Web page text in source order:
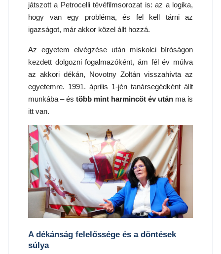
játszott a Petrocelli tévéfilmsorozat is: az a logika,
hogy van egy probléma, és fel kell tárni az
igazságot, már akkor közel állt hozzá.
Az egyetem elvégzése után miskolci bíróságon
kezdett dolgozni fogalmazóként, ám fél év múlva
az akkori dékán, Novotny Zoltán visszahívta az
egyetemre. 1991. április 1-jén tanársegédként állt
munkába – és több mint harmincöt év után ma is
itt van.
A dékánság felelőssége és a döntések
súlya